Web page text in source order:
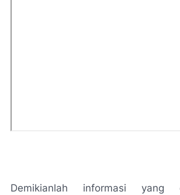
Demikianlah informasi yang